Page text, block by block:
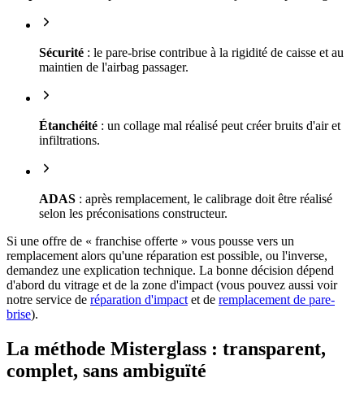
Sécurité : le pare-brise contribue à la rigidité de caisse et au
maintien de l'airbag passager.
Étanchéité : un collage mal réalisé peut créer bruits d'air et
infiltrations.
ADAS : après remplacement, le calibrage doit être réalisé
selon les préconisations constructeur.
Si une offre de « franchise offerte » vous pousse vers un
remplacement alors qu'une réparation est possible, ou l'inverse,
demandez une explication technique. La bonne décision dépend
d'abord du vitrage et de la zone d'impact (vous pouvez aussi voir
notre service de réparation d'impact et de remplacement de pare-
brise).
La méthode Misterglass : transparent,
complet, sans ambiguïté